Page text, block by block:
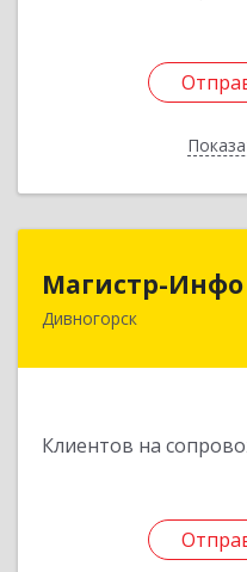
Магистр-Инфо
Дивногорск
Клиентов на
663090